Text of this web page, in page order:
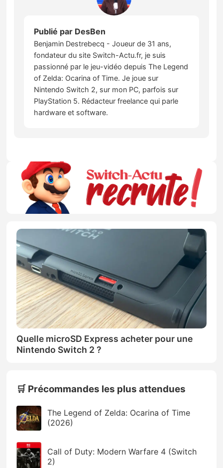
Publié par DesBen
Benjamin Destrebecq - Joueur de 31 ans,
fondateur du site Switch-Actu.fr, je suis
passionné par le jeu-vidéo depuis The Legend
of Zelda: Ocarina of Time. Je joue sur
Nintendo Switch 2, sur mon PC, parfois sur
PlayStation 5. Rédacteur freelance qui parle
hardware et software.
Quelle microSD Express acheter pour une
Nintendo Switch 2 ?
🛒 Précommandes les plus attendues
The Legend of Zelda: Ocarina of Time
(2026)
Call of Duty: Modern Warfare 4 (Switch
2)